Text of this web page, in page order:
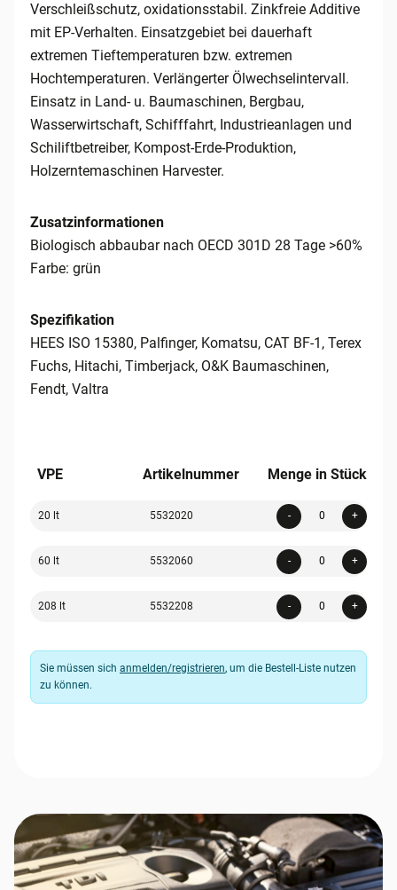
Verschleißschutz, oxidationsstabil. Zinkfreie Additive
mit EP-Verhalten. Einsatzgebiet bei dauerhaft
extremen Tieftemperaturen bzw. extremen
Hochtemperaturen. Verlängerter Ölwechselintervall.
Einsatz in Land- u. Baumaschinen, Bergbau,
Wasserwirtschaft, Schifffahrt, Industrieanlagen und
Schiliftbetreiber, Kompost-Erde-Produktion,
Holzerntemaschinen Harvester.
Zusatzinformationen
Biologisch abbaubar nach OECD 301D 28 Tage >60%
Farbe: grün
Spezifikation
HEES ISO 15380, Palfinger, Komatsu, CAT BF-1, Terex
Fuchs, Hitachi, Timberjack, O&K Baumaschinen,
Fendt, Valtra
VPE Artikelnummer Menge in Stück
20 lt 5532020 - +
60 lt 5532060 - +
208 lt 5532208 - +
Sie müssen sich anmelden/registrieren, um die Bestell-Liste nutzen
zu können.